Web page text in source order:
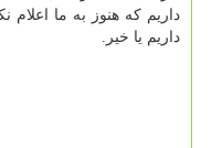
داریم كه هنوز به ما اعلام
داریم یا خیر.